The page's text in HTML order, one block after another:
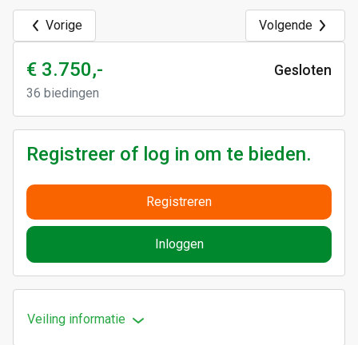
Vorige Volgende
€ 3.750,-
36 biedingen
Gesloten
Registreer of log in om te bieden.
Registreren
Inloggen
Veiling informatie